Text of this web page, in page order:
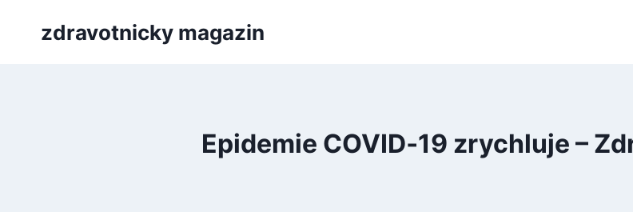
zdravotnicky magazin
Epidemie COVID‑19 zrychluje –